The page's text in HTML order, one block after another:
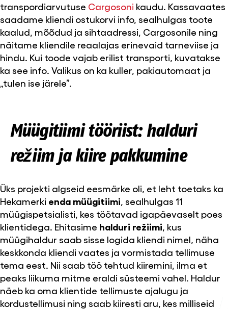
transpordiarvutuse Cargosoni kaudu. Kassavaates
saadame kliendi ostukorvi info, sealhulgas toote
kaalud, mõõdud ja sihtaadressi, Cargosonile ning
näitame kliendile reaalajas erinevaid tarneviise ja
hindu. Kui toode vajab erilist transporti, kuvatakse
ka see info. Valikus on ka kuller, pakiautomaat ja
„tulen ise järele”.
Müügitiimi tööriist: halduri
režiim ja kiire pakkumine
Üks projekti algseid eesmärke oli, et leht toetaks ka
Hekamerki enda müügitiimi , sealhulgas 11
müügispetsialisti, kes töötavad igapäevaselt poes
klientidega. Ehitasime halduri režiimi , kus
müügihaldur saab sisse logida kliendi nimel, näha
keskkonda kliendi vaates ja vormistada tellimuse
tema eest. Nii saab töö tehtud kiiremini, ilma et
peaks liikuma mitme eraldi süsteemi vahel. Haldur
näeb ka oma klientide tellimuste ajalugu ja
kordustellimusi ning saab kiiresti aru, kes milliseid